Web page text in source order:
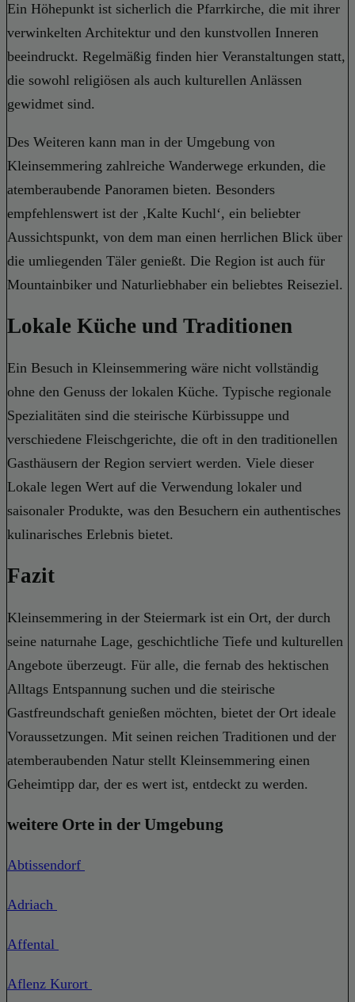
Ein Höhepunkt ist sicherlich die Pfarrkirche, die mit ihrer
verwinkelten Architektur und den kunstvollen Inneren
beeindruckt. Regelmäßig finden hier Veranstaltungen statt,
die sowohl religiösen als auch kulturellen Anlässen
gewidmet sind.
Des Weiteren kann man in der Umgebung von
Kleinsemmering zahlreiche Wanderwege erkunden, die
atemberaubende Panoramen bieten. Besonders
empfehlenswert ist der ‚Kalte Kuchl‘, ein beliebter
Aussichtspunkt, von dem man einen herrlichen Blick über
die umliegenden Täler genießt. Die Region ist auch für
Mountainbiker und Naturliebhaber ein beliebtes Reiseziel.
Lokale Küche und Traditionen
Ein Besuch in Kleinsemmering wäre nicht vollständig
ohne den Genuss der lokalen Küche. Typische regionale
Spezialitäten sind die steirische Kürbissuppe und
verschiedene Fleischgerichte, die oft in den traditionellen
Gasthäusern der Region serviert werden. Viele dieser
Lokale legen Wert auf die Verwendung lokaler und
saisonaler Produkte, was den Besuchern ein authentisches
kulinarisches Erlebnis bietet.
Fazit
Kleinsemmering in der Steiermark ist ein Ort, der durch
seine naturnahe Lage, geschichtliche Tiefe und kulturellen
Angebote überzeugt. Für alle, die fernab des hektischen
Alltags Entspannung suchen und die steirische
Gastfreundschaft genießen möchten, bietet der Ort ideale
Voraussetzungen. Mit seinen reichen Traditionen und der
atemberaubenden Natur stellt Kleinsemmering einen
Geheimtipp dar, der es wert ist, entdeckt zu werden.
weitere Orte in der Umgebung
Abtissendorf
Adriach
Affental
Aflenz Kurort